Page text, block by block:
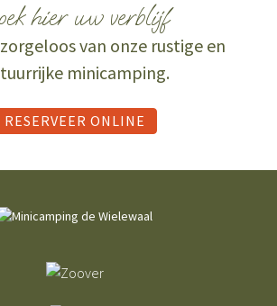
hier uw verblijf
van onze rustige en
minicamping.
RESERVEER ONLINE